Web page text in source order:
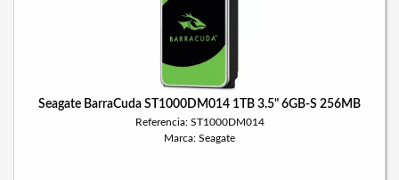
Seagate BarraCuda ST1000DM014 1TB 3.5" 6GB-S 256MB
Referencia: ST1000DM014
Marca: Seagate